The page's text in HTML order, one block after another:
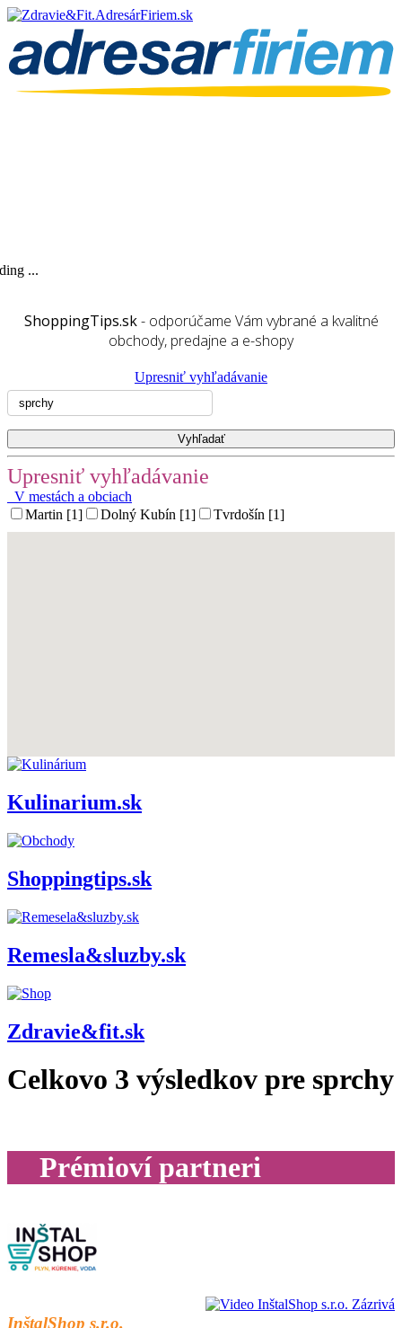
...
ShoppingTips.sk- odporúčame Vám vybrané a kvalitné
obchody, predajne a e-shopy
Upresniť vyhľadávanie
Upresniť vyhľadávanie
V mestách a obciach
Martin [1]
Dolný Kubín [1] Tvrdošín [1]
Kulinarium.sk
Shoppingtips.sk
Remesla&sluzby.sk
Zdravie&fit.sk
Celkovo 3 výsledkov pre sprchy
Prémioví partneri
InštalShop s.r.o.